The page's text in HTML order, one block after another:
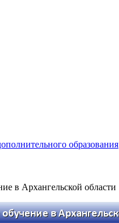
образования
в Архангельской области